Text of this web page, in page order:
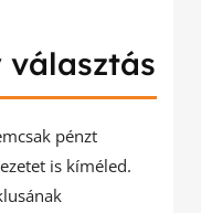
választás
pénzt
is kíméled.